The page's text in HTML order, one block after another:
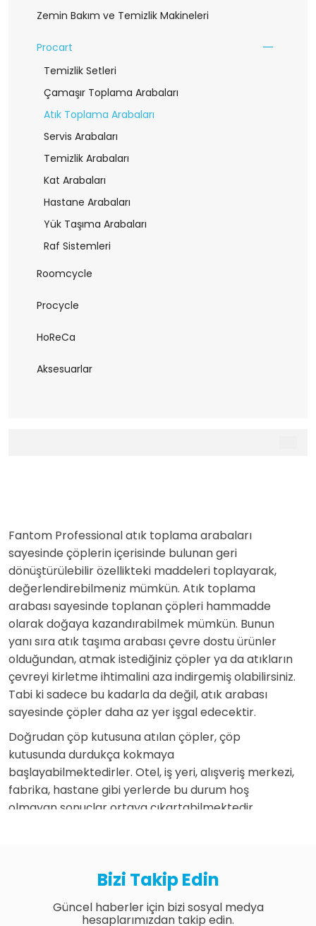
Zemin Bakım ve Temizlik Makineleri
Procart
Temizlik Setleri
Çamaşır Toplama Arabaları
Atık Toplama Arabaları
Servis Arabaları
Temizlik Arabaları
Kat Arabaları
Hastane Arabaları
Yük Taşıma Arabaları
Raf Sistemleri
Roomcycle
Procycle
HoReCa
Aksesuarlar
Fantom Professional atık toplama arabaları
sayesinde çöplerin içerisinde bulunan geri
dönüştürülebilir özellikteki maddeleri toplayarak,
değerlendirebilmeniz mümkün. Atık toplama
arabası sayesinde toplanan çöpleri hammadde
olarak doğaya kazandırabilmek mümkün. Bunun
yanı sıra atık taşıma arabası çevre dostu ürünler
olduğundan, atmak istediğiniz çöpler ya da atıkların
çevreyi kirletme ihtimalini aza indirgemiş olabilirsiniz.
Tabi ki sadece bu kadarla da değil, atık arabası
sayesinde çöpler daha az yer işgal edecektir.
Doğrudan çöp kutusuna atılan çöpler, çöp
kutusunda durdukça kokmaya
başlayabilmektedirler. Otel, iş yeri, alışveriş merkezi,
fabrika, hastane gibi yerlerde bu durum hoş
olmayan sonuçlar ortaya çıkartabilmektedir.
gerçekleştirebilirsiniz. Çöp toplama arabası
sayesinde birçok ürünü doğaya kazandırarak,
ekonomiye de katkı sağlamak mümkün. Örneğin
Bizi Takip Edin
Güncel haberler için bizi sosyal medya
hesaplarımızdan takip edin.